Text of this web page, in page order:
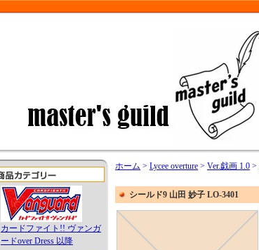
カードファイト!! ヴァンガ
ードover Dress 以降
ホーム > Lycee overture > Ver.戯画 1.0 >
シールド9 山田 妙子 LO-3401